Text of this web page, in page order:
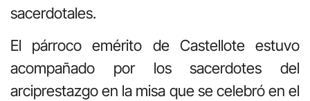
sacerdotales.
El párroco emérito de Castellote estuvo
acompañado por los sacerdotes del
arciprestazgo en la misa que se celebró en el